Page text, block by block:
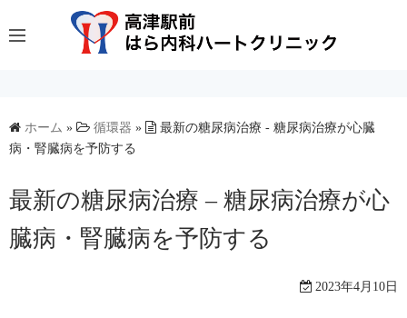
ン
へ
ス
ッ
ホーム » 循環器 »
最新の糖尿病治療 - 糖尿病治療が心臓
病・腎臓病を予防する
最新の糖尿病治療 – 糖尿病治療が心
臓病・腎臓病を予防する
2023年4月10日